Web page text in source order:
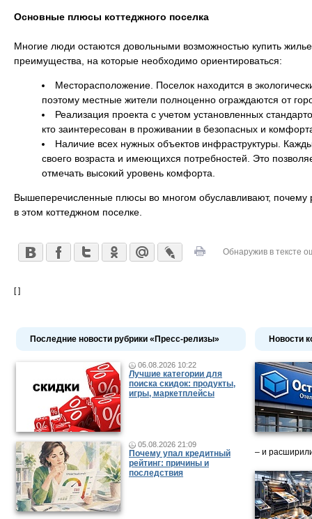
Основные плюсы коттеджного поселка
Многие люди остаются довольными возможностью купить
преимущества, на которые необходимо ориентироваться:
Месторасположение. Поселок находится в
поэтому местные жители полноценно ограждаются от
Реализация проекта с учетом установленных
кто заинтересован в проживании в безопасных и
Наличие всех нужных объектов инфраструктуры.
своего возраста и имеющихся потребностей. Это
отмечать высокий уровень комфорта.
Вышеперечисленные плюсы во многом обуславливают, почему
в этом коттеджном поселке.
Обнаружив в тексте
[ ]
Последние новости рубрики «Пресс-релизы»
06.08.2026 10:22
Лучшие категории для
поиска скидок: продукты,
игры, маркетплейсы
05.08.2026 21:09
Почему упал кредитный
рейтинг: причины и
последствия
Новости
– и